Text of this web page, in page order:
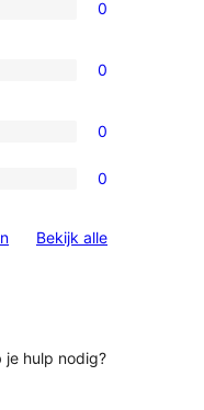
0
0
0
0
Bekijk alle
je hulp nodig?